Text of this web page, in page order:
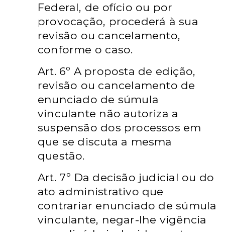
Federal, de ofício ou por
provocação, procederá à sua
revisão ou cancelamento,
conforme o caso.
Art. 6º A proposta de edição,
revisão ou cancelamento de
enunciado de súmula
vinculante não autoriza a
suspensão dos processos em
que se discuta a mesma
questão.
Art. 7º Da decisão judicial ou do
ato administrativo que
contrariar enunciado de súmula
vinculante, negar-lhe vigência